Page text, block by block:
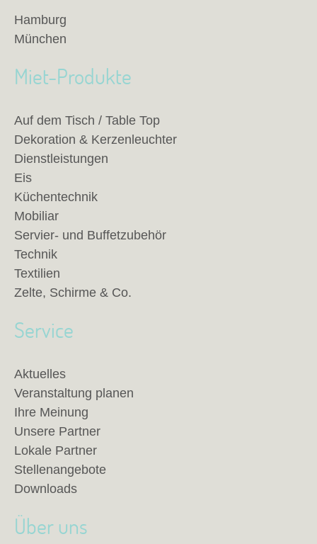
Hamburg
München
Miet-Produkte
Auf dem Tisch / Table Top
Dekoration & Kerzenleuchter
Dienstleistungen
Eis
Küchentechnik
Mobiliar
Servier- und Buffetzubehör
Technik
Textilien
Zelte, Schirme & Co.
Service
Aktuelles
Veranstaltung planen
Ihre Meinung
Unsere Partner
Lokale Partner
Stellenangebote
Downloads
Über uns